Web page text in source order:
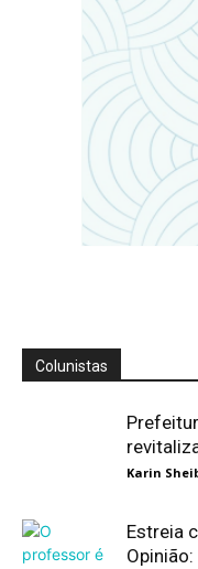
Colunistas
Karin
Estreia